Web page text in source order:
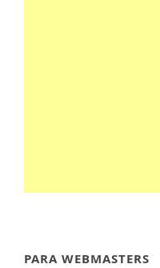
PARA WEBMASTERS